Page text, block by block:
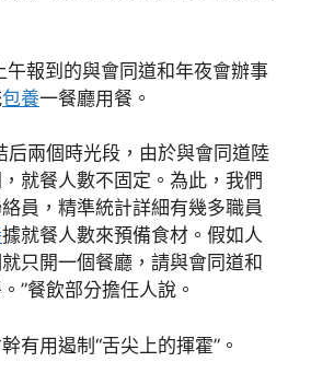
午報到的與會同道和年夜會辦事
包養一餐廳用餐。
后兩個時光段，由於與會同道陸
就餐人數不固定。為此，我們
員，精準統計詳細有幾多職員
據就餐人數來預備食材。假如人
只開一個餐廳，請與會同道和
”餐飲部分擔任人說。
有用遏制“舌尖上的揮霍”。